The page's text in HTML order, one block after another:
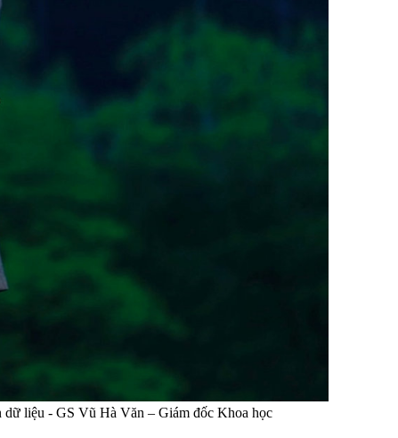
dữ liệu - GS Vũ Hà Văn – Giám đốc Khoa học